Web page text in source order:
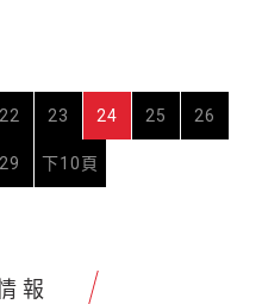
22 23 24 25 26
29 下10頁
報